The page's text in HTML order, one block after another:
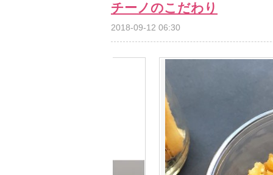
チーノのこだわり
2018-09-12 06:30